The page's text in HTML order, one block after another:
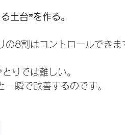
土台”を作る。
8割はコントロールできま
りでは難しい。
瞬で改善するのです。